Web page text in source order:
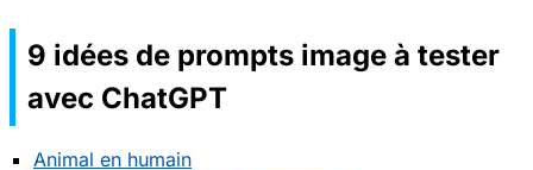
9 idées de prompts image à tester
avec ChatGPT
Animal en humain